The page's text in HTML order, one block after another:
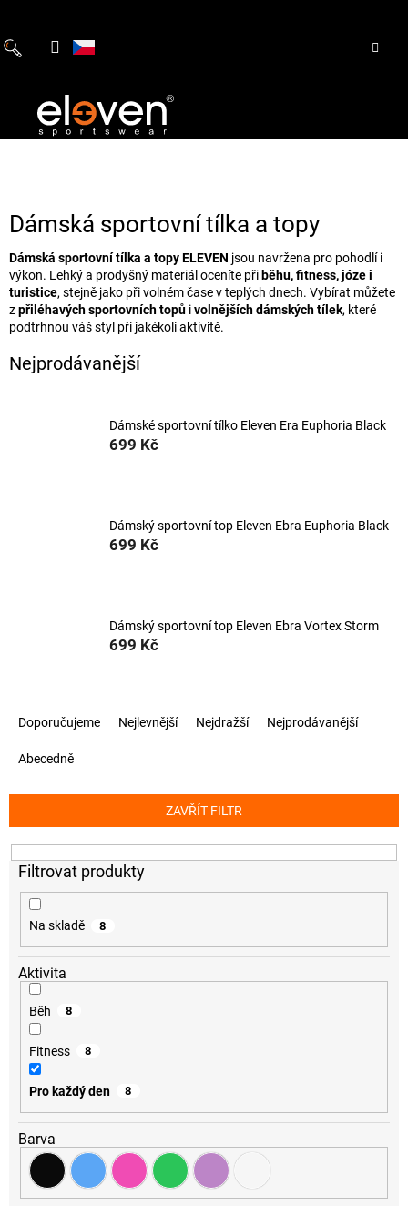
obsah
Dámská sportovní tílka a topy
Dámská sportovní tílka a topy ELEVEN jsou navržena pro pohodlí i
výkon. Lehký a prodyšný materiál oceníte při běhu, fitness, józe i
turistice, stejně jako při volném čase v teplých dnech. Vybírat můžete
zpřiléhavých sportovních topů ivolnějších dámských tílek, které
podtrhnou váš styl při jakékoli aktivitě.
Nejprodávanější
Dámské sportovní tílko Eleven Era Euphoria Black
699 Kč
Dámský sportovní top Eleven Ebra Euphoria Black
699 Kč
Dámský sportovní top Eleven Ebra Vortex Storm
699 Kč
p
r
o
Doporučujeme Nejlevnější Nejdražší Nejprodávanější
Abecedně
ZAVŘÍT FILTR
Na skladě 8
Aktivita
Běh 8
Fitness 8
Pro každý den 8
Barva